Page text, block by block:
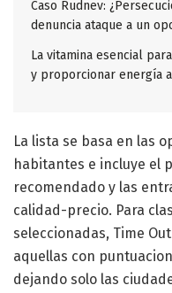
Caso Rudnev:
denuncia ataque a un
La vitamina esencial
y proporcionar energía
La lista se basa en las
habitantes e incluye el
recomendado y las
calidad-precio. Para
seleccionadas, Time
aquellas con
dejando solo las